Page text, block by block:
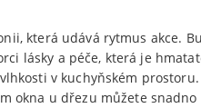
která udává rytmus akce.
lásky a péče, která je
v kuchyňském
okna u dřezu můžete